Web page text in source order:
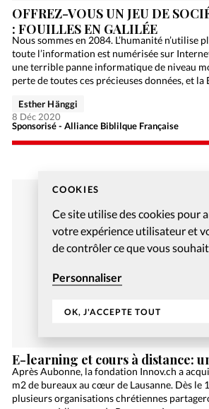
COOKIES
Ce site utilise des cookies pour
votre expérience utilisateur et
de contrôler ce que vous
Personnaliser
OK, J'ACCEPTE TOUT
OFFREZ-VOUS UN JEU DE
: FOUILLES EN GALILÉE
Nous sommes en 2084. L’humanité n’utilise
toute l’information est numérisée sur
une terrible panne informatique de niveau
perte de toutes ces précieuses données, et la
Sponsorisé - Alliance Biblilque Française
Esther Hänggi
8 Déc 2020
E-learning et cours à distance:
Après Aubonne, la fondation Innov.ch a
m2 de bureaux au cœur de Lausanne. Dès le
plusieurs organisations chrétiennes